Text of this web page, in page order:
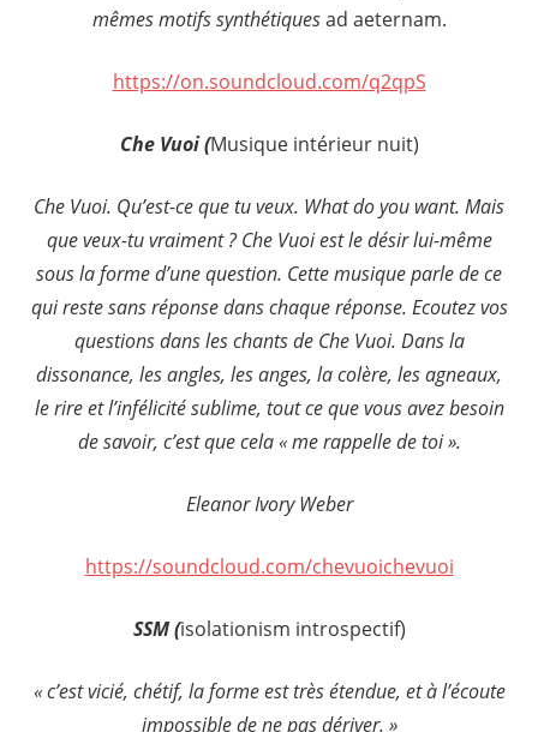
mêmes motifs synthétiquesad aeternam.
https://on.soundcloud.com/q2qpS
Che Vuoi (Musique intérieur nuit)
Che Vuoi. Qu’est-ce que tu veux. What do you want. Mais
que veux-tu vraiment ? Che Vuoi est le désir lui-même
sous la forme d’une question. Cette musique parle de ce
qui reste sans réponse dans chaque réponse. Ecoutez vos
questions dans les chants de Che Vuoi. Dans la
dissonance, les angles, les anges, la colère, les agneaux,
le rire et l’infélicité sublime, tout ce que vous avez besoin
de savoir, c’est que cela « me rappelle de toi ».
Eleanor Ivory Weber
https://soundcloud.com/chevuoichevuoi
SSM (isolationism introspectif)
« c’est vicié, chétif, la forme est très étendue, et à l’écoute
impossible de ne pas dériver. »